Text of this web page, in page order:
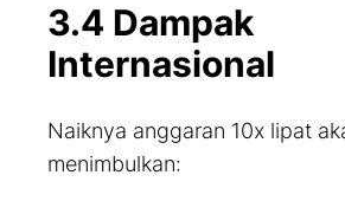
3.4 Dampak
Internasional
Naiknya anggaran 10x lipat
menimbulkan: